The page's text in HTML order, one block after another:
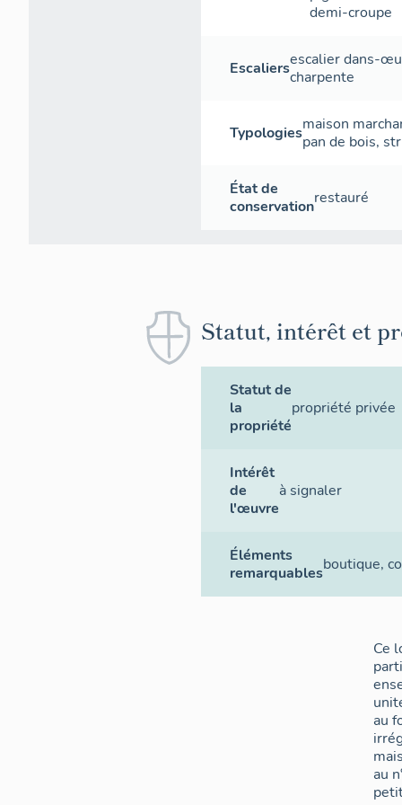
demi-croupe
Escaliersescalier dans-
charpente
Typologiesmaison
pan de bois,
État de
conservationrestauré
Statut, intérêt et
Statut de
la
propriété
propriété privée
Intérêt
de
l'œuvre
à signaler
Éléments
remarquablesboutique,
Ce
au
au